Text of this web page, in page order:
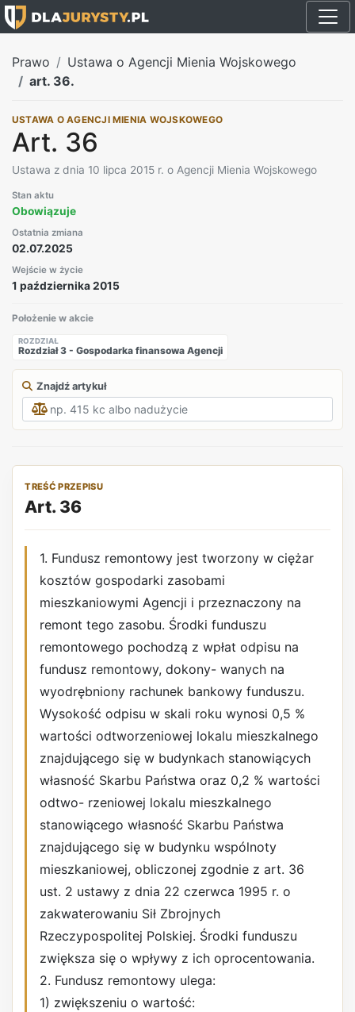
Prawo
Ustawa o Agencji Mienia Wojskowego
art. 36.
USTAWA O AGENCJI MIENIA WOJSKOWEGO
Art. 36
Ustawa z dnia 10 lipca 2015 r. o Agencji Mienia Wojskowego
Stan aktu
Obowiązuje
Ostatnia zmiana
02.07.2025
Wejście w życie
1 października 2015
Położenie w akcie
ROZDZIAŁ
Rozdział 3 - Gospodarka finansowa Agencji
Znajdź artykuł
TREŚĆ PRZEPISU
Art. 36
1. Fundusz remontowy jest tworzony w ciężar
kosztów gospodarki zasobami
mieszkaniowymi Agencji i przeznaczony na
remont tego zasobu. Środki funduszu
remontowego pochodzą z wpłat odpisu na
fundusz remontowy, dokony- wanych na
wyodrębniony rachunek bankowy funduszu.
Wysokość odpisu w skali roku wynosi 0,5 %
wartości odtworzeniowej lokalu mieszkalnego
znajdującego się w budynkach stanowiących
własność Skarbu Państwa oraz 0,2 % wartości
odtwo- rzeniowej lokalu mieszkalnego
stanowiącego własność Skarbu Państwa
znajdującego się w budynku wspólnoty
mieszkaniowej, obliczonej zgodnie z art. 36
ust. 2 ustawy z dnia 22 czerwca 1995 r. o
zakwaterowaniu Sił Zbrojnych
Rzeczypospolitej Polskiej. Środki funduszu
zwiększa się o wpływy z ich oprocentowania.
2. Fundusz remontowy ulega:
1) zwiększeniu o wartość: